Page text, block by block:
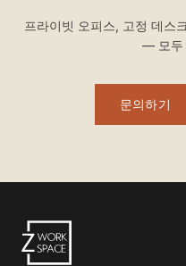
프라이빗 오피스, 고정 데스
— 모두
문의하기